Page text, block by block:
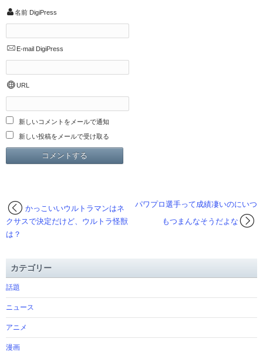
名前 DigiPress
E-mail DigiPress
URL
新しいコメントをメールで通知
新しい投稿をメールで受け取る
パワプロ選手って成績凄いのにいつ
もつまんなそうだよな
かっこいいウルトラマンはネ
クサスで決定だけど、ウルトラ怪獣
は？
カテゴリー
話題
ニュース
アニメ
漫画